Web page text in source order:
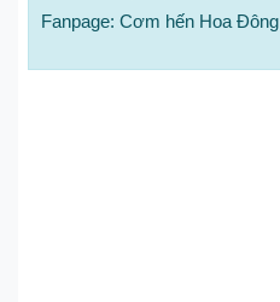
Fanpage: Cơm hến Hoa Đông